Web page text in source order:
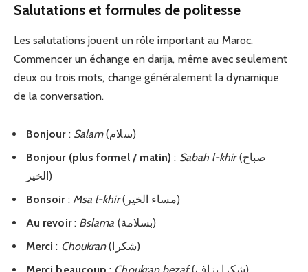
Salutations et formules de politesse
Les salutations jouent un rôle important au Maroc.
Commencer un échange en darija, même avec seulement
deux ou trois mots, change généralement la dynamique
de la conversation.
Bonjour: Salam
(سلام)
Bonjour (plus formel / matin) : Sabah l-khir(صباح
الخير)
Bonsoir: Msa l-khir
(مساء الخير)
Au revoir: Bslama
(بسلامة)
Merci : Choukran
(شكرا)